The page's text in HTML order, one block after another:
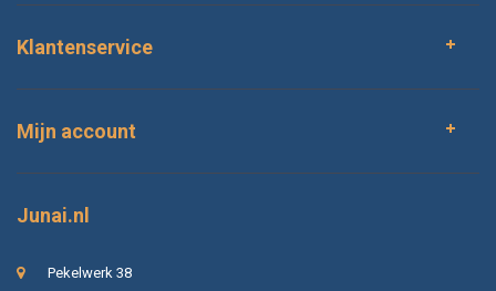
Klantenservice
Mijn account
Junai.nl
Pekelwerk 38